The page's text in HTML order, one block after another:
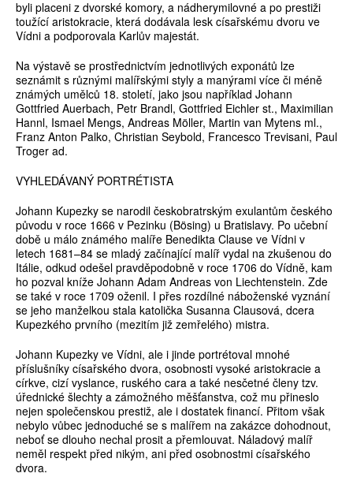
byli placeni z dvorské komory, a nádherymilovné a po prestiži
toužící aristokracie, která dodávala lesk císařskému dvoru ve
Vídni a podporovala Karlův majestát.
Na výstavě se prostřednictvím jednotlivých exponátů lze
seznámit s různými malířskými styly a manýrami více či méně
známých umělců 18. století, jako jsou například Johann
Gottfried Auerbach, Petr Brandl, Gottfried Eichler st., Maximilian
Hannl, Ismael Mengs, Andreas Möller, Martin van Mytens ml.,
Franz Anton Palko, Christian Seybold, Francesco Trevisani, Paul
Troger ad.
VYHLEDÁVANÝ PORTRÉTISTA
Johann Kupezky se narodil českobratrským exulantům českého
původu v roce 1666 v Pezinku (Bösing) u Bratislavy. Po učební
době u málo známého malíře Benedikta Clause ve Vídni v
letech 1681–84 se mladý začínající malíř vydal na zkušenou do
Itálie, odkud odešel pravděpodobně v roce 1706 do Vídně, kam
ho pozval kníže Johann Adam Andreas von Liechtenstein. Zde
se také v roce 1709 oženil. I přes rozdílné náboženské vyznání
se jeho manželkou stala katolička Susanna Clausová, dcera
Kupezkého prvního (mezitím již zemřelého) mistra.
Johann Kupezky ve Vídni, ale i jinde portrétoval mnohé
příslušníky císařského dvora, osobnosti vysoké aristokracie a
církve, cizí vyslance, ruského cara a také nesčetné členy tzv.
úřednické šlechty a zámožného měšťanstva, což mu přineslo
nejen společenskou prestiž, ale i dostatek financí. Přitom však
nebylo vůbec jednoduché se s malířem na zakázce dohodnout,
neboť se dlouho nechal prosit a přemlouvat. Náladový malíř
neměl respekt před nikým, ani před osobnostmi císařského
dvora.